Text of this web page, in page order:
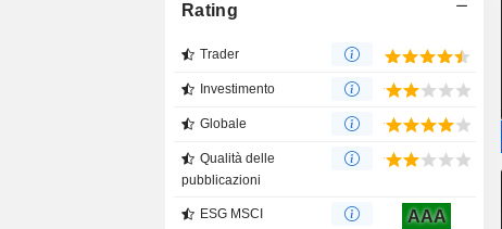
Rating
Trader
Investimento
Globale
Qualità delle
pubblicazioni
ESG MSCI AAA